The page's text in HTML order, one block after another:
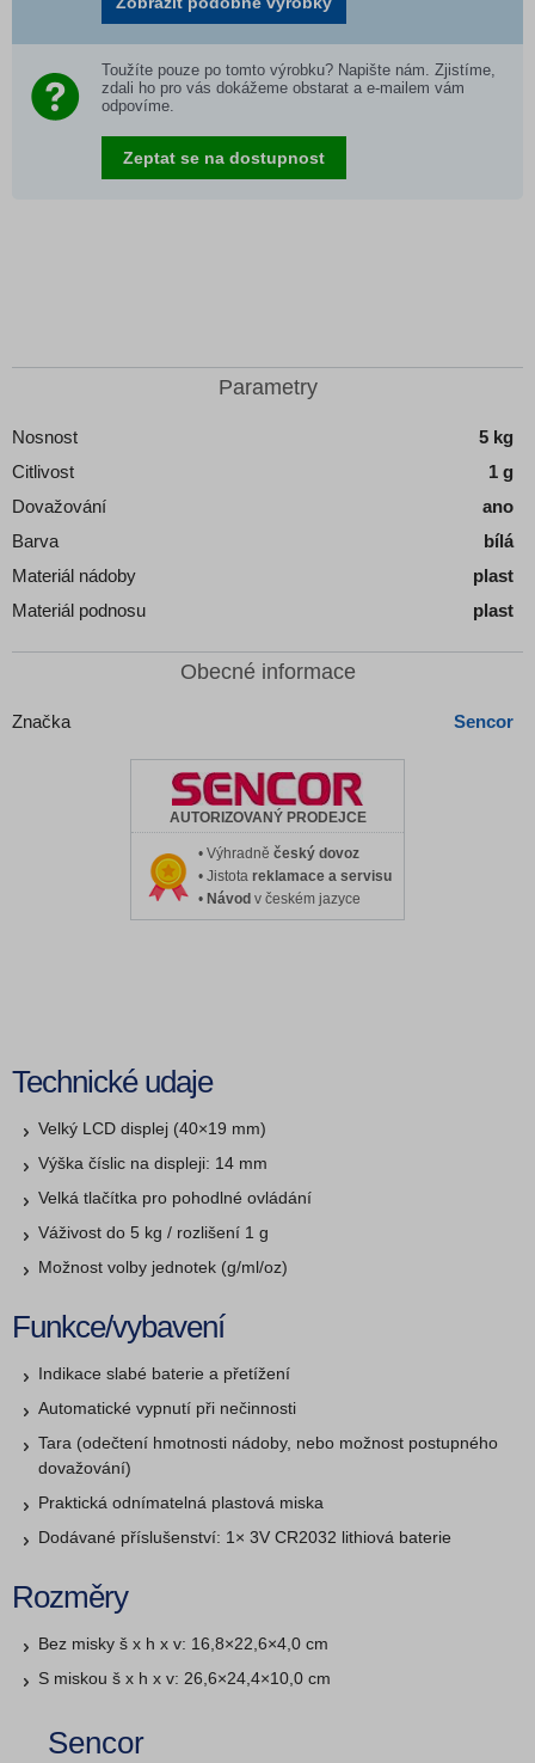
Toužíte pouze po tomto výrobku? Napište nám. Zjistíme,
zdali ho pro vás dokážeme obstarat a e-mailem vám
odpovíme.
Zeptat se na dostupnost
Parametry
Nosnost
5 kg
Citlivost
1 g
Dovažování
ano
Barva
bílá
Materiál nádoby
plast
Materiál podnosu
plast
Obecné informace
Značka Sencor
AUTORIZOVANÝ PRODEJCE
• Výhradně český dovoz
• Jistota reklamace a servisu
• Návod v českém jazyce
Technické udaje
Velký LCD displej (40×19 mm)
Výška číslic na displeji: 14 mm
Velká tlačítka pro pohodlné ovládání
Váživost do 5 kg / rozlišení 1 g
Možnost volby jednotek (g/ml/oz)
Funkce/vybavení
Indikace slabé baterie a přetížení
Automatické vypnutí při nečinnosti
Tara (odečtení hmotnosti nádoby, nebo možnost postupného
dovažování)
Praktická odnímatelná plastová miska
Dodávané příslušenství: 1× 3V CR2032 lithiová baterie
Rozměry
Bez misky š x h x v: 16,8×22,6×4,0 cm
S miskou š x h x v: 26,6×24,4×10,0 cm
Sencor